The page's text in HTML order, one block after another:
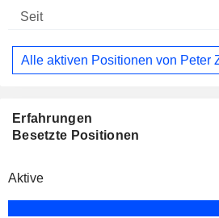
Alle aktiven Positionen von Peter
Erfahrungen
Besetzte Positionen
Aktive